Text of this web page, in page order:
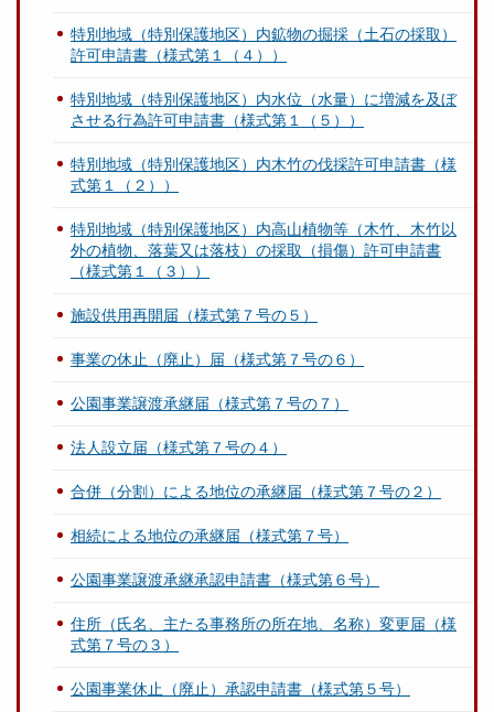
特別地域（特別保護地区）内鉱物の掘採（土石の採取）
許可申請書（様式第１（４））
特別地域（特別保護地区）内水位（水量）に増減を及ぼ
させる行為許可申請書（様式第１（５））
特別地域（特別保護地区）内木竹の伐採許可申請書（様
式第１（２））
特別地域（特別保護地区）内高山植物等（木竹、木竹以
外の植物、落葉又は落枝）の採取（損傷）許可申請書
（様式第１（３））
施設供用再開届（様式第７号の５）
事業の休止（廃止）届（様式第７号の６）
公園事業譲渡承継届（様式第７号の７）
法人設立届（様式第７号の４）
合併（分割）による地位の承継届（様式第７号の２）
相続による地位の承継届（様式第７号）
公園事業譲渡承継承認申請書（様式第６号）
住所（氏名、主たる事務所の所在地、名称）変更届（様
式第７号の３）
公園事業休止（廃止）承認申請書（様式第５号）